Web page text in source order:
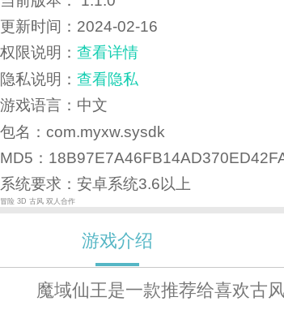
更新时间： 2024-02-16
权限说明： 查看详情
隐私说明： 查看隐私
游戏语言：中文
包名：com.myxw.sysdk
MD5：
系统要求：安卓系统3.6以上
冒险 3D 古风 双人合作
游戏介绍
魔域仙王是一款推荐给喜欢古